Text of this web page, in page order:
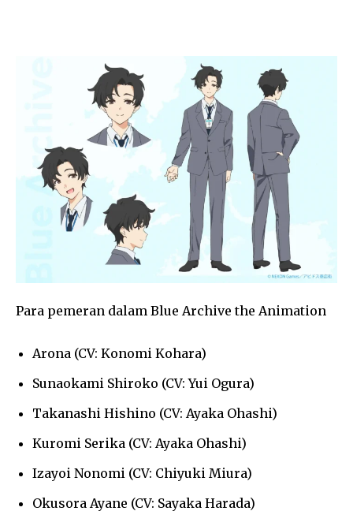
Para pemeran dalam Blue Archive the Animation
Arona (CV: Konomi Kohara)
Sunaokami Shiroko (CV: Yui Ogura)
Takanashi Hishino (CV: Ayaka Ohashi)
Kuromi Serika (CV: Ayaka Ohashi)
Izayoi Nonomi (CV: Chiyuki Miura)
Okusora Ayane (CV: Sayaka Harada)